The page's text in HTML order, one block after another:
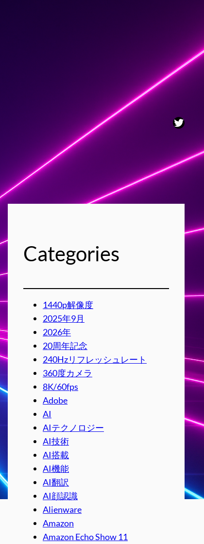
Categories
1440p解像度
2025年9月
2026年
20周年記念
240Hzリフレッシュレート
360度カメラ
8K/60fps
Adobe
AI
AIテクノロジー
AI技術
AI搭載
AI機能
AI翻訳
AI顔認識
Alienware
Amazon
Amazon Echo Show 11